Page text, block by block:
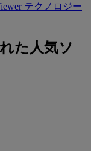
テクノロジー
た人気ソ